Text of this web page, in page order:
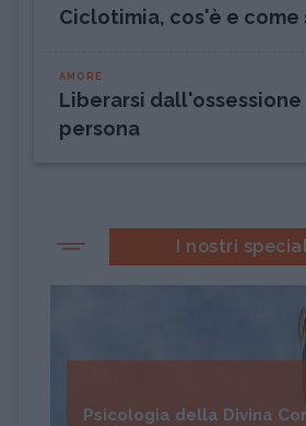
Ciclotimia, cos'è e come
AMORE
Liberarsi dall'ossessione
persona
I nostri
Psicologia della Divina